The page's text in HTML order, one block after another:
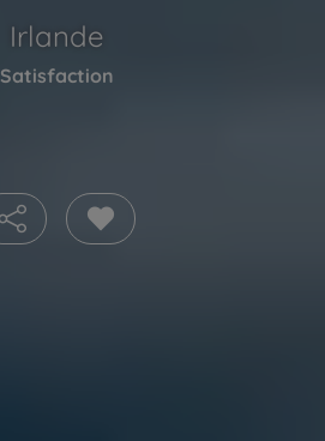
Irlande
Satisfaction